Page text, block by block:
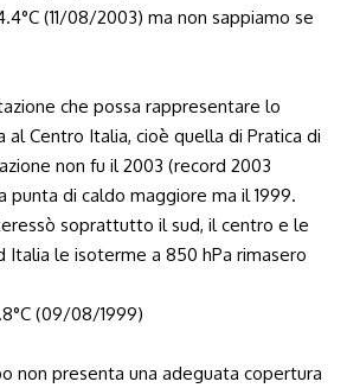
(11/08/2003) ma non sappiamo se
che possa rappresentare lo
al Centro Italia, cioè quella di Pratica di
non fu il 2003 (record 2003
punta di caldo maggiore ma il 1999.
soprattutto il sud, il centro e le
Italia le isoterme a 850 hPa rimasero
(09/08/1999)
non presenta una adeguata copertura